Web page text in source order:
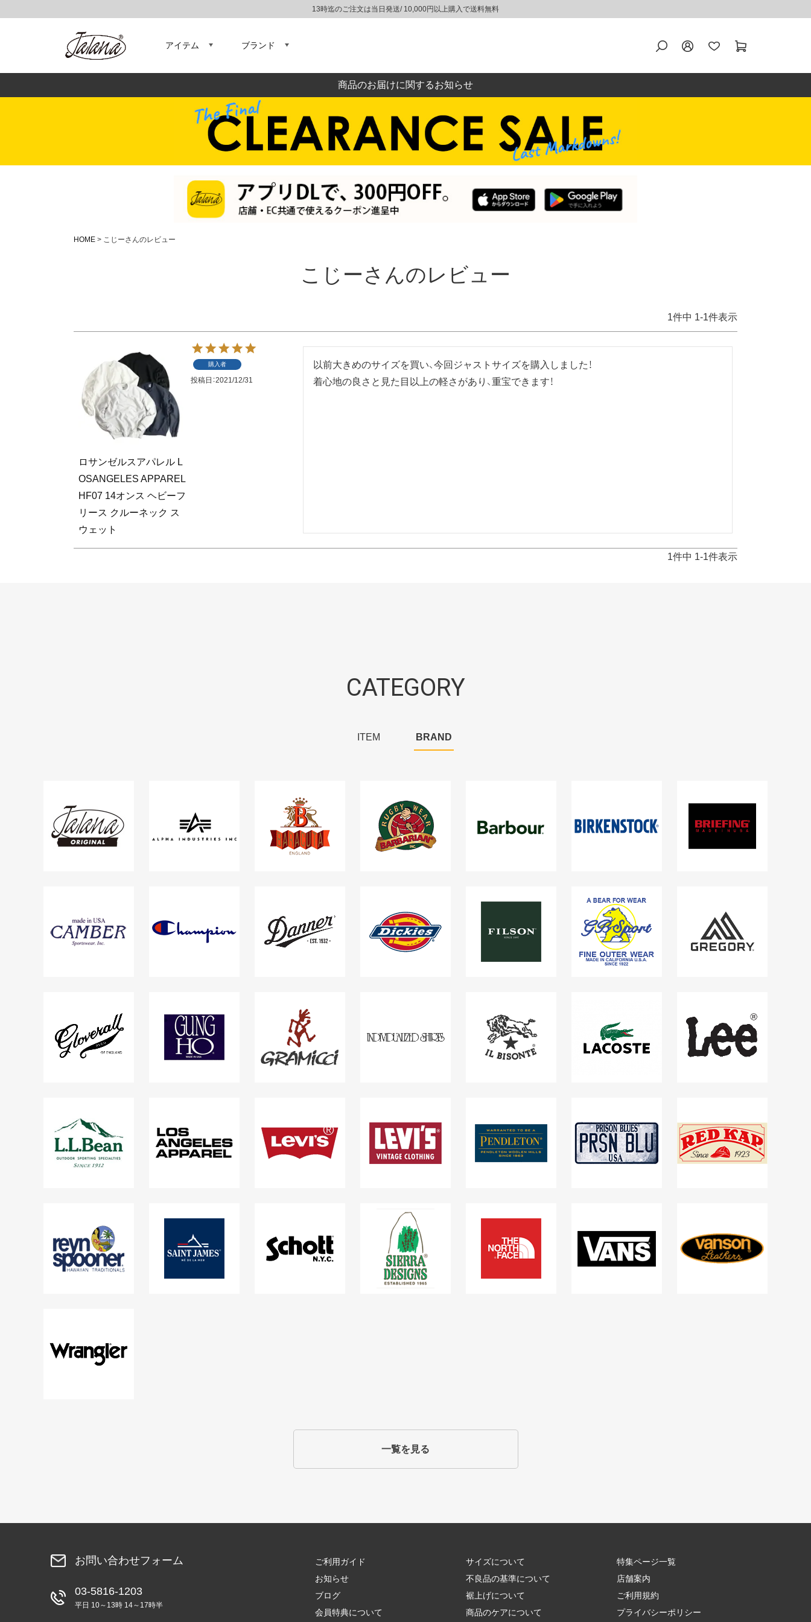
13時迄のご注文は当日発送/ 10,000円以上購入で送料無料
アイテム ブランド
商品のお届けに関するお知らせ
HOME こじーさんのレビュー
こじーさんのレビュー
1件中 1-1件表示
ロサンゼルスアパレル L
OSANGELES APPAREL
HF07 14オンス ヘビーフ
リース クルーネック ス
ウェット
購入者
投稿日 2021/12/31
以前大きめのサイズを買い、今回ジャストサイズを購入しました！
着心地の良さと見た目以上の軽さがあり、重宝できます！
1件中 1-1件表示
CATEGORY
ITEM BRAND
一覧を見る
お問い合わせフォーム
03-5816-1203
平日 10～13時 14～17時半
ご利用ガイド
お知らせ
ブログ
会員特典について
サイズについて
不良品の基準について
裾上げについて
商品のケアについて
特集ページ一覧
店舗案内
ご利用規約
プライバシーポリシー